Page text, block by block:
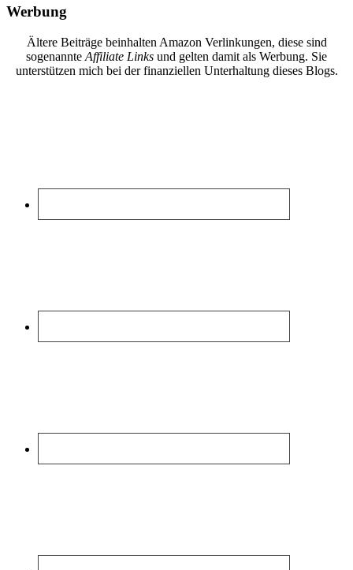
Werbung
Ältere Beiträge beinhalten Amazon Verlinkungen, diese sind
sogenannte Affiliate Links und gelten damit als Werbung. Sie
unterstützen mich bei der finanziellen Unterhaltung dieses Blogs.